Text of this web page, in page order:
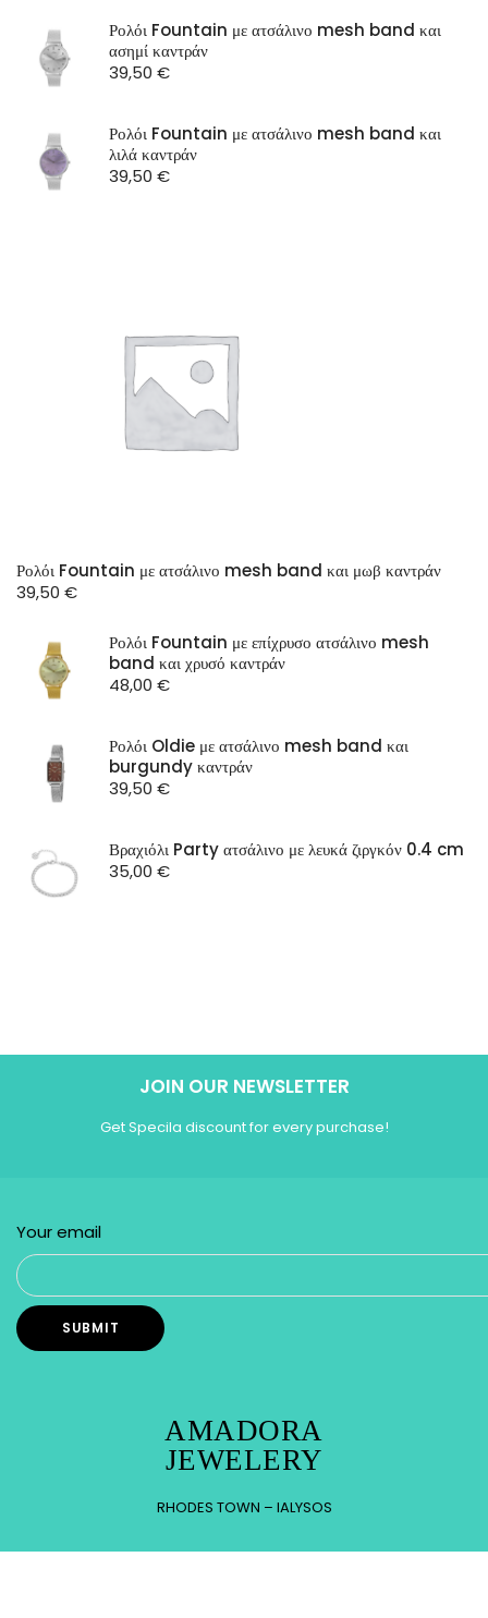
ST Watch
Ρολόι Fountain με ατσάλινο mesh band και
ασημί καντράν
39,50 €
Ρολόι Fountain με ατσάλινο mesh band και
λιλά καντράν
39,50 €
Ρολόι Fountain με ατσάλινο mesh band και μωβ καντράν
39,50 €
Ρολόι Fountain με επίχρυσο ατσάλινο mesh
band και χρυσό καντράν
48,00 €
Ρολόι Oldie με ατσάλινο mesh band και
burgundy καντράν
39,50 €
Βραχιόλι Party ατσάλινο με λευκά ζιργκόν 0.4 cm
35,00 €
JOIN OUR NEWSLETTER
Get Specila discount for every purchase!
Your email
AMADORA
JEWELERY
RHODES TOWN – IALYSOS